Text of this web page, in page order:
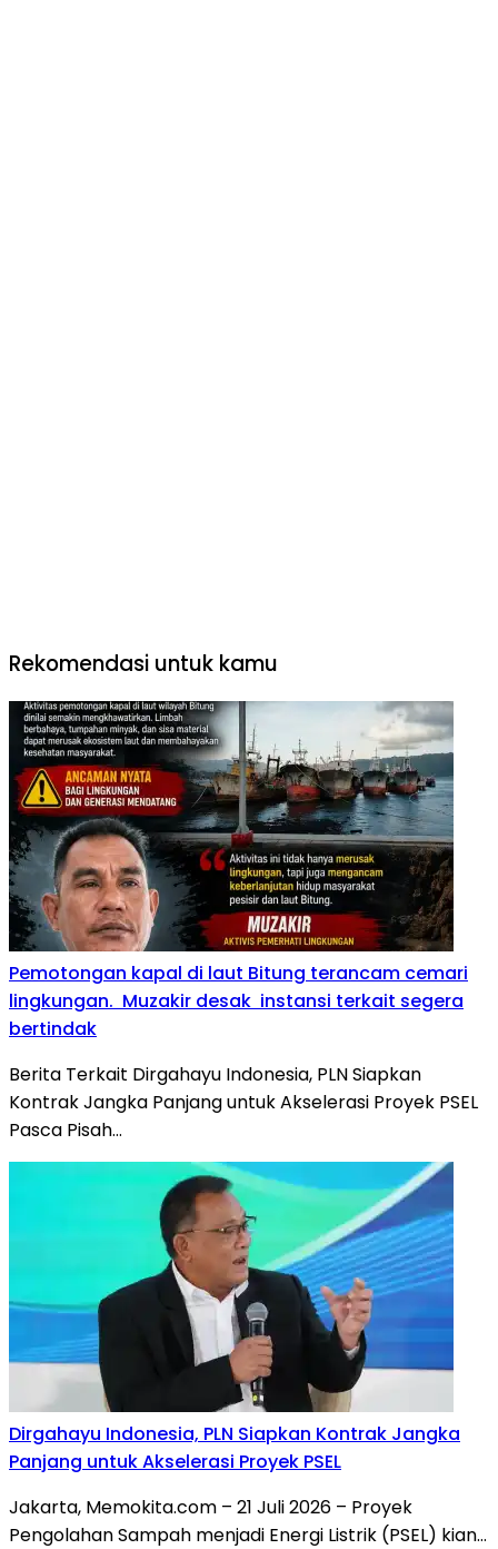
Rekomendasi untuk kamu
Pemotongan kapal di laut Bitung terancam cemari
lingkungan. Muzakir desak instansi terkait segera
bertindak
Berita Terkait Dirgahayu Indonesia, PLN Siapkan
Kontrak Jangka Panjang untuk Akselerasi Proyek PSEL
Pasca Pisah…
Dirgahayu Indonesia, PLN Siapkan Kontrak Jangka
Panjang untuk Akselerasi Proyek PSEL
Jakarta, Memokita.com – 21 Juli 2026 – Proyek
Pengolahan Sampah menjadi Energi Listrik (PSEL) kian…